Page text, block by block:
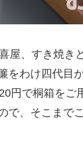
屋、すき焼き
をわけ四代目
円で桐箱を
で、そこまで